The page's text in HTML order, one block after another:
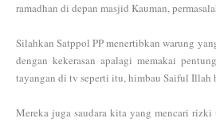
ramadhan di depan masjid Kauman,
Silahkan Satppol PP menertibkan warung
dengan kekerasan apalagi memakai
tayangan di tv seperti itu, himbau Saiful Illah
Mereka juga saudara kita yang mencari rizki